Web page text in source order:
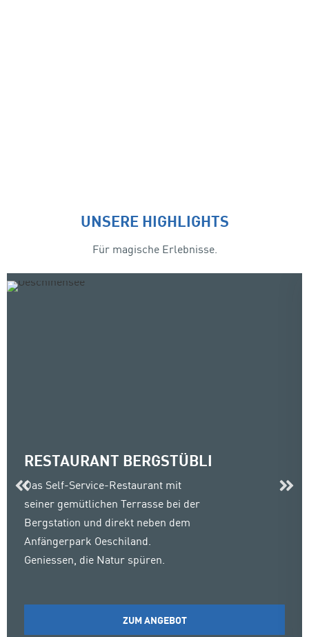
UNSERE HIGHLIGHTS
Für magische Erlebnisse.
RESTAURANT BERGSTÜBLI
Das Self-Service-Restaurant mit
seiner gemütlichen Terrasse bei der
Bergstation und direkt neben dem
Anfängerpark Oeschiland.
Geniessen, die Natur spüren.
ZUM ANGEBOT